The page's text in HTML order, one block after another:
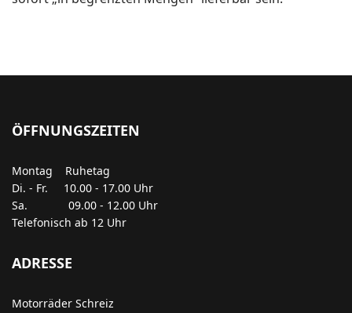
ÖFFNUNGSZEITEN
Montag Ruhetag
Di. - Fr. 10.00 - 17.00 Uhr
Sa. 09.00 - 12.00 Uhr
Telefonisch ab 12 Uhr
ADRESSE
Motorräder Schreiz